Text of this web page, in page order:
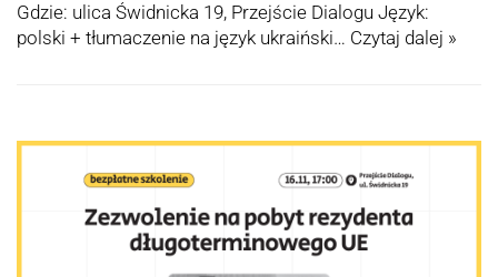
Gdzie: ulica Świdnicka 19, Przejście Dialogu Język:
polski + tłumaczenie na język ukraiński… Czytaj dalej »